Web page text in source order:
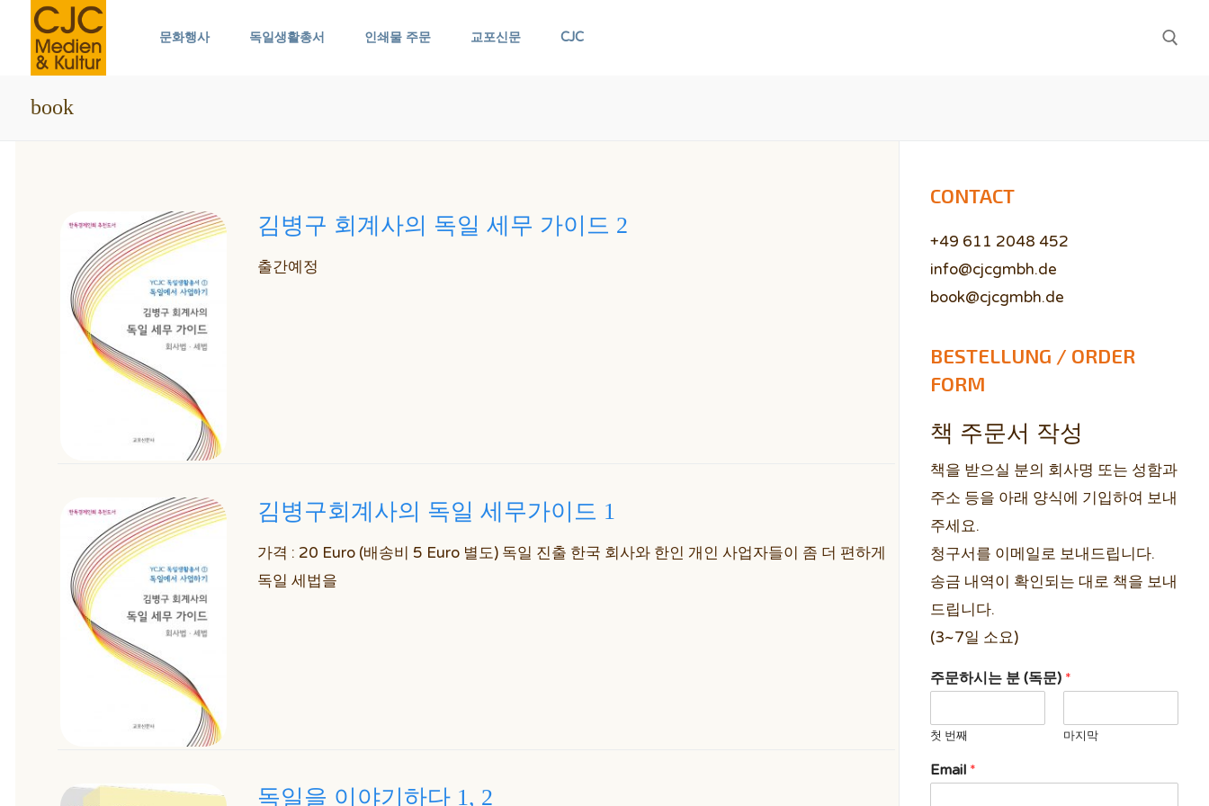
문화행사 독일생활총서 인쇄물 주문 교포신문 CJC
book
김병구 회계사의 독일 세무 가이드 2
출간예정
김병구회계사의 독일 세무가이드 1
가격 : 20 Euro (배송비 5 Euro 별도) 독일 진출 한국 회사와 한인 개인 사업자들이 좀 더 편하게
독일 세법을
독일을 이야기하다 1, 2
CONTACT
+49 611 2048 452
info@cjcgmbh.de
book@cjcgmbh.de
BESTELLUNG / ORDER
FORM
책 주문서 작성
책을 받으실 분의 회사명 또는 성함과
주소 등을 아래 양식에 기입하여 보내
주세요.
청구서를 이메일로 보내드립니다.
송금 내역이 확인되는 대로 책을 보내
드립니다.
(3~7일 소요)
주문하시는 분 (독문) *
첫 번째 마지막
Email *